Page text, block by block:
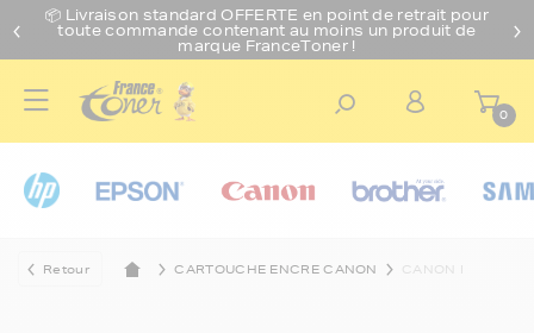
📦 Livraison standard OFFERTE en point de retrait pour
toute commande contenant au moins un produit de
marque FranceToner !
0
Retour CARTOUCHE ENCRE CANON CANON I